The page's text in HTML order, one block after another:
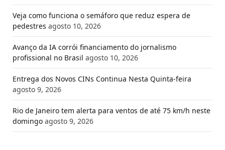
Veja como funciona o semáforo que reduz espera de
pedestres agosto 10, 2026
Avanço da IA corrói financiamento do jornalismo
profissional no Brasil agosto 10, 2026
Entrega dos Novos CINs Continua Nesta Quinta-feira
agosto 9, 2026
Rio de Janeiro tem alerta para ventos de até 75 km/h neste
domingo agosto 9, 2026